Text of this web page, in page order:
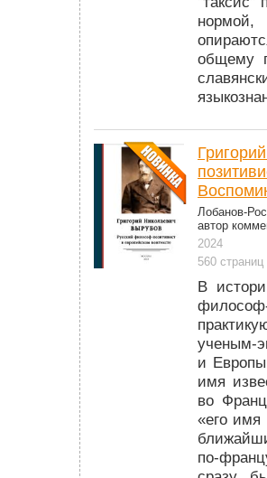
нормой,
общему
Лобанов-
автор
2024
560 страниц
В
ученым-
и
имя
во
«его
по-